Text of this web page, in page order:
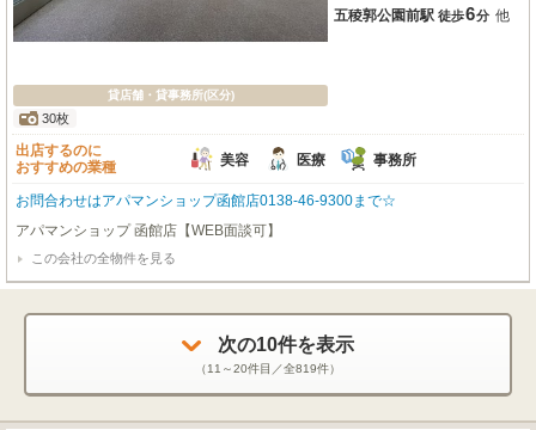
貸店舗・貸事務所(区分)
30枚
五稜郭公園前駅 徒歩6分 他
出店するのに
おすすめの業種
美容 医療 事務所
お問合わせはアパマンショップ函館店0138-46-9300まで☆
アパマンショップ 函館店【WEB面談可】
この会社の全物件を見る
次の10件を表示
（11～20件目／全819件）